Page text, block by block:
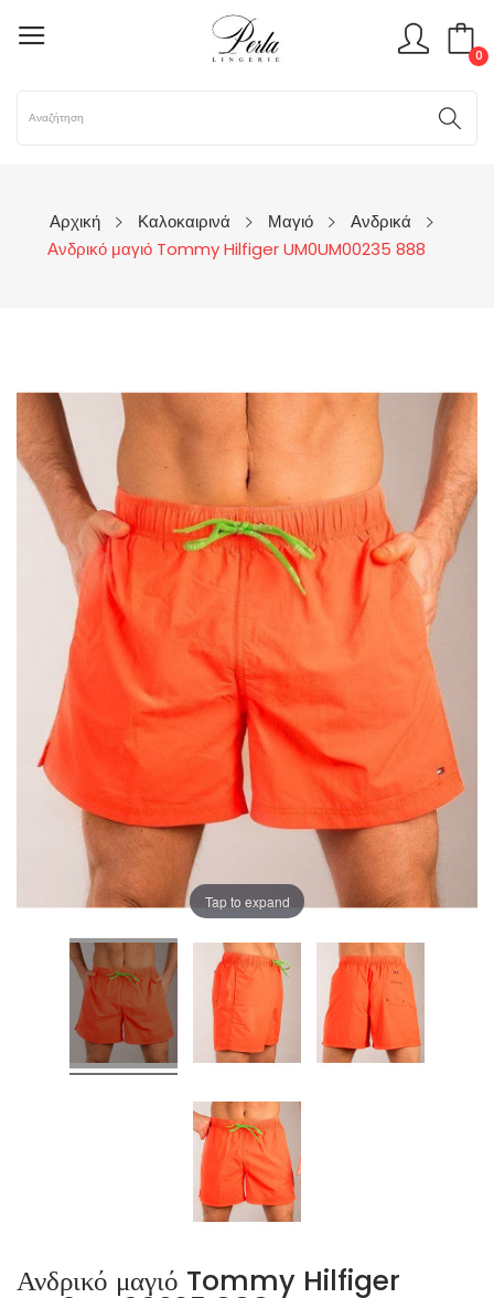
0
Αρχική Καλοκαιρινά Μαγιό
Ανδρικά
Ανδρικό μαγιό Tommy Hilfiger UM0UM00235 888
Tap to expand
Ανδρικό μαγιό Tommy Hilfiger